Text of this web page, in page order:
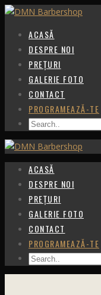
ACASĂ
DESPRE NOI
PREȚURI
GALERIE FOTO
CONTACT
PROGRAMEAZĂ-TE
ACASĂ
DESPRE NOI
PREȚURI
GALERIE FOTO
CONTACT
PROGRAMEAZĂ-TE